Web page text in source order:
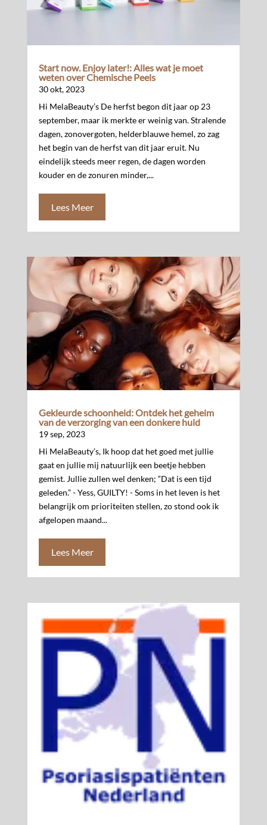
Start now. Enjoy later!: Alles wat je moet
weten over Chemische Peels
30 okt, 2023
Hi MelaBeauty’s De herfst begon dit jaar op 23
september, maar ik merkte er weinig van. Stralende
dagen, zonovergoten, helderblauwe hemel, zo zag
het begin van de herfst van dit jaar eruit. Nu
eindelijk steeds meer regen, de dagen worden
kouder en de zonuren minder,...
Lees Meer
Gekleurde schoonheid: Ontdek het geheim
van de verzorging van een donkere huid
19 sep, 2023
Hi MelaBeauty’s, Ik hoop dat het goed met jullie
gaat en jullie mij natuurlijk een beetje hebben
gemist. Jullie zullen wel denken; “Dat is een tijd
geleden.” - Yess, GUILTY! - Soms in het leven is het
belangrijk om prioriteiten stellen, zo stond ook ik
afgelopen maand...
Lees Meer